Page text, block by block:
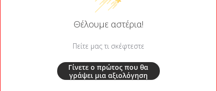
Θέλουμε αστέρια!
Πείτε μας τι σκέφτεστε
Γίνετε ο πρώτος που θα
γράψει μια αξιολόγηση